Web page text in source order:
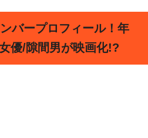
バープロフィール！年
優/隙間男が映画化!?